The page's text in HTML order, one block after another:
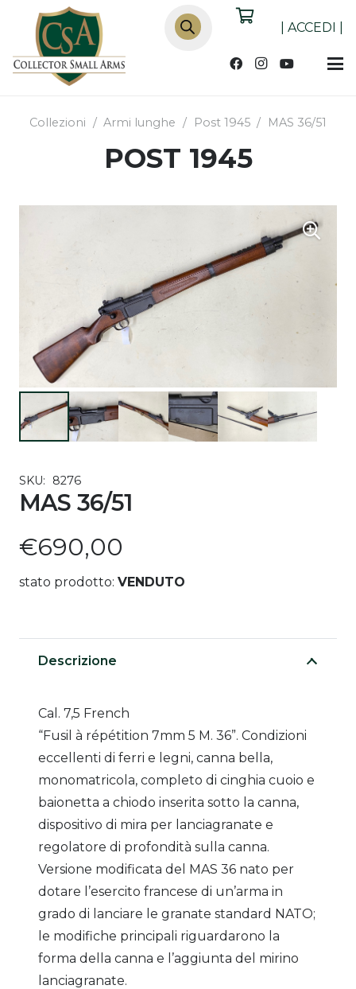
Products
search
ACCEDI
Collezioni / Armi lunghe / Post 1945 / MAS 36/51
POST 1945
SKU: 8276
MAS 36/51
€690,00
stato prodotto: VENDUTO
Descrizione
Cal. 7,5 French
“Fusil à répétition 7mm 5 M. 36”. Condizioni
eccellenti di ferri e legni, canna bella,
monomatricola, completo di cinghia cuoio e
baionetta a chiodo inserita sotto la canna,
dispositivo di mira per lanciagranate e
regolatore di profondità sulla canna.
Versione modificata del MAS 36 nato per
dotare l’esercito francese di un’arma in
grado di lanciare le granate standard NATO;
le modifiche principali riguardarono la
forma della canna e l’aggiunta del mirino
lanciagranate.